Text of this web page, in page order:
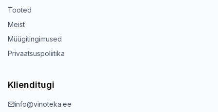
Tooted
Meist
Müügitingimused
Privaatsuspoliitika
Klienditugi
info@vinoteka.ee